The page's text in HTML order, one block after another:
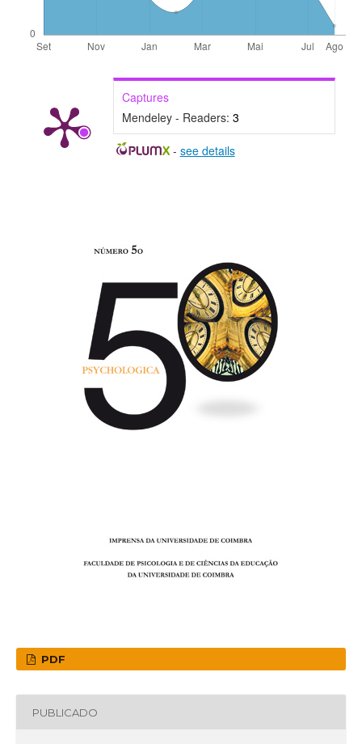
Captures
Mendeley - Readers: 3
- see details
PDF
PUBLICADO